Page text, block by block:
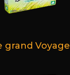
grand Voyage